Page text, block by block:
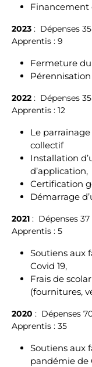
Financement
2023 : Dépenses
Apprentis : 9
Fermeture du
Pérennisation
2022 : Dépenses
Apprentis : 12
Le
collectif
Installation
d’application,
Certification
Démarrage
2021 : Dépenses
Apprentis : 5
Soutiens aux
Covid 19,
Frais de
(fournitures,
2020 : Dépenses
Apprentis : 35
Soutiens aux
pandémie de